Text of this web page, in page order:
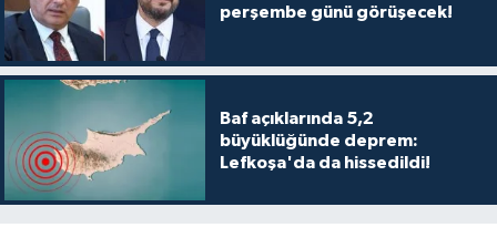
perşembe günü görüşecek!
Baf açıklarında 5,2
büyüklüğünde deprem:
Lefkoşa'da da hissedildi!